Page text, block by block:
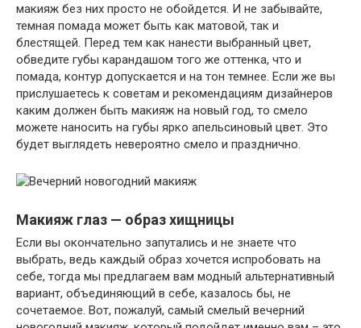
макияж без них просто не обойдется. И не забывайте,
темная помада может быть как матовой, так и
блестящей. Перед тем как нанести выбранный цвет,
обведите губы карандашом того же оттенка, что и
помада, контур допускается и на тон темнее. Если же вы
прислушаетесь к советам и рекомендациям дизайнеров
каким должен быть макияж на новый год, то смело
можете наносить на губы ярко апельсиновый цвет. Это
будет выглядеть невероятно смело и празднично.
Макияж глаз — образ хищницы
Если вы окончательно запутались и не знаете что
выбрать, ведь каждый образ хочется испробовать на
себе, тогда мы предлагаем вам модный альтернативный
вариант, объединяющий в себе, казалось бы, не
сочетаемое. Вот, пожалуй, самый смелый вечерний